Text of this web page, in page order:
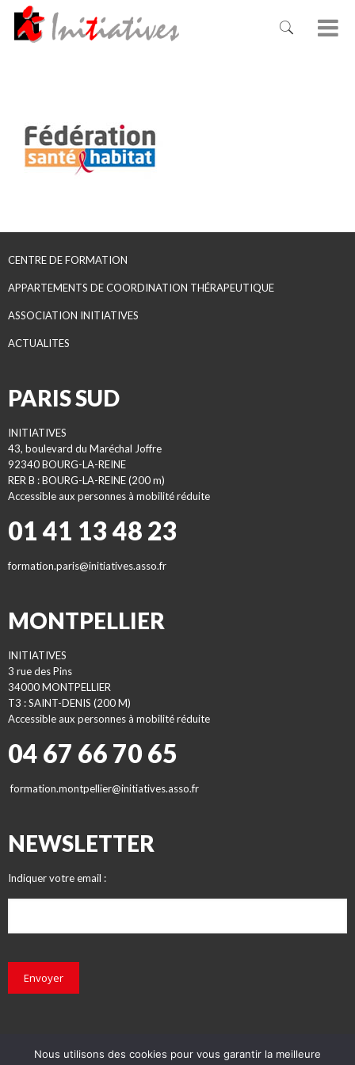
CENTRE DE FORMATION
APPARTEMENTS DE COORDINATION THÉRAPEUTIQUE
ASSOCIATION INITIATIVES
ACTUALITES
PARIS SUD
INITIATIVES
43, boulevard du Maréchal Joffre
92340 BOURG-LA-REINE
RER B : BOURG-LA-REINE (200 m)
Accessible aux personnes à mobilité réduite
01 41 13 48 23
formation.paris@initiatives.asso.fr
MONTPELLIER
INITIATIVES
3 rue des Pins
34000 MONTPELLIER
T3 : SAINT-DENIS (200 M)
Accessible aux personnes à mobilité réduite
04 67 66 70 65
formation.montpellier@initiatives.asso.fr
NEWSLETTER
Indiquer votre email :
Envoyer
Nous utilisons des cookies pour vous garantir la meilleure